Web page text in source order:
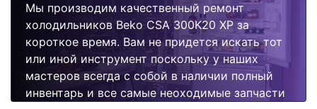
Мы производим качественный ремонт
холодильников Beko CSA 300K20 XP за
короткое время. Вам не придется искать тот
или иной инструмент поскольку у наших
мастеров всегда с собой в наличии полный
инвентарь и все самые неоходимые запчасти